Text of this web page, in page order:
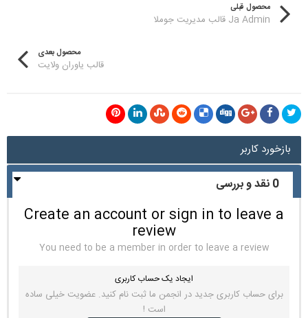
محصول قبلی
Ja Admin قالب مدیریت جوملا
محصول بعدی
قالب یاوران ولایت
بازخورد کاربر
0 نقد و بررسی
Create an account or sign in to leave a
review
You need to be a member in order to leave a review
ایجاد یک حساب کاربری
برای حساب کاربری جدید در انجمن ما ثبت نام کنید. عضویت خیلی ساده
است !